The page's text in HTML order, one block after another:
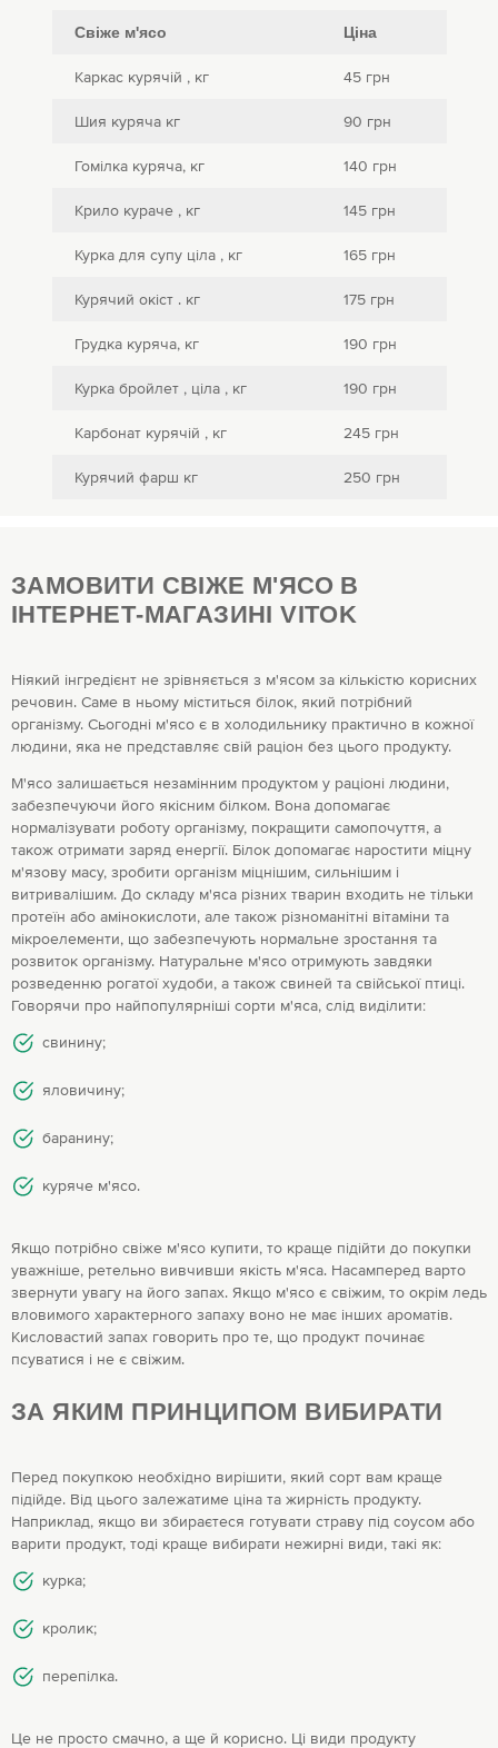
Свіже м'ясо Ціна
Каркас курячій , кг 45 грн
Шия куряча кг 90 грн
Гомілка куряча, кг 140 грн
Крило кураче , кг 145 грн
Курка для супу ціла , кг 165 грн
Курячий окіст . кг 175 грн
Грудка куряча, кг 190 грн
Курка бройлет , ціла , кг 190 грн
Карбонат курячій , кг 245 грн
Курячий фарш кг 250 грн
ЗАМОВИТИ СВІЖЕ М'ЯСО В
ІНТЕРНЕТ-МАГАЗИНІ VITOK
Ніякий інгредієнт не зрівняється з м'ясом за кількістю корисних
речовин. Саме в ньому міститься білок, який потрібний
організму. Сьогодні м'ясо є в холодильнику практично в кожної
людини, яка не представляє свій раціон без цього продукту.
М'ясо залишається незамінним продуктом у раціоні людини,
забезпечуючи його якісним білком. Вона допомагає
нормалізувати роботу організму, покращити самопочуття, а
також отримати заряд енергії. Білок допомагає наростити міцну
м'язову масу, зробити організм міцнішим, сильнішим і
витривалішим. До складу м'яса різних тварин входить не тільки
протеїн або амінокислоти, але також різноманітні вітаміни та
мікроелементи, що забезпечують нормальне зростання та
розвиток організму. Натуральне м'ясо отримують завдяки
розведенню рогатої худоби, а також свиней та свійської птиці.
Говорячи про найпопулярніші сорти м'яса, слід виділити:
свинину;
яловичину;
баранину;
куряче м'ясо.
Якщо потрібно свіже м'ясо купити, то краще підійти до покупки
уважніше, ретельно вивчивши якість м'яса. Насамперед варто
звернути увагу на його запах. Якщо м'ясо є свіжим, то окрім ледь
вловимого характерного запаху воно не має інших ароматів.
Кисловастий запах говорить про те, що продукт починає
псуватися і не є свіжим.
ЗА ЯКИМ ПРИНЦИПОМ ВИБИРАТИ
Перед покупкою необхідно вирішити, який сорт вам краще
підійде. Від цього залежатиме ціна та жирність продукту.
Наприклад, якщо ви збираєтеся готувати страву під соусом або
варити продукт, тоді краще вибирати нежирні види, такі як:
курка;
кролик;
перепілка.
Це не просто смачно, а ще й корисно. Ці види продукту